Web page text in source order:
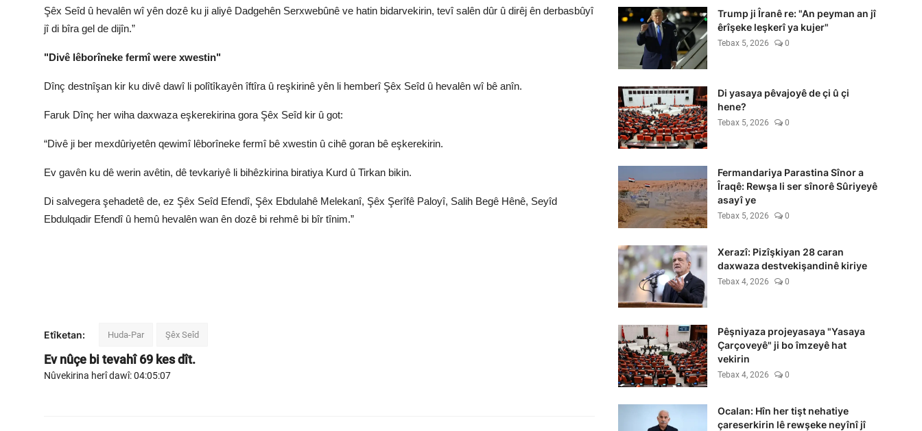
Şêx Seîd û hevalên wî yên dozê ku ji aliyê Dadgehên Serxwebûnê ve hatin bidarvekirin, tevî salên dûr û dirêj ên derbasbûyî
jî di bîra gel de dijîn.”
"Divê lêborîneke fermî were xwestin"
Dînç destnîşan kir ku divê dawî li polîtîkayên îftîra û reşkirinê yên li hemberî Şêx Seîd û hevalên wî bê anîn.
Faruk Dînç her wiha daxwaza eşkerekirina gora Şêx Seîd kir û got:
“Divê ji ber mexdûriyetên qewimî lêborîneke fermî bê xwestin û cihê goran bê eşkerekirin.
Ev gavên ku dê werin avêtin, dê tevkariyê li bihêzkirina biratiya Kurd û Tirkan bikin.
Di salvegera şehadetê de, ez Şêx Seîd Efendî, Şêx Ebdulahê Melekanî, Şêx Şerîfê Paloyî, Salih Begê Hênê, Seyîd
Ebdulqadir Efendî û hemû hevalên wan ên dozê bi rehmê bi bîr tînim.”
Etîketan: Huda-Par Şêx Seîd
Ev nûçe bi tevahî69 kes dît.
Nûvekirina herî dawî: 04:05:07
Trump ji Îranê re: "An peyman an jî
êrîşeke leşkerî ya kujer"
Tebax 5, 2026 0
Di yasaya pêvajoyê de çi û çi
hene?
Tebax 5, 2026 0
Fermandariya Parastina Sînor a
Îraqê: Rewşa li ser sînorê Sûriyeyê
asayî ye
Tebax 5, 2026 0
Xerazî: Pizîşkiyan 28 caran
daxwaza destvekişandinê kiriye
Tebax 4, 2026 0
Pêşniyaza projeyasaya "Yasaya
Çarçoveyê" ji bo îmzeyê hat
vekirin
Tebax 4, 2026 0
Ocalan: Hîn her tişt nehatiye
çareserkirin lê rewşeke neyînî jî